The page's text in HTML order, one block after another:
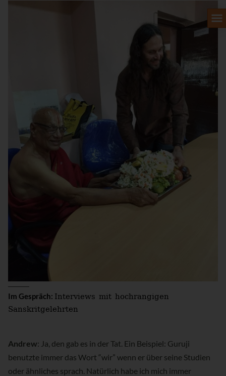
Im Gespräch: Interviews mit hochrangigen
Sanskritgelehrten
Andrew: Ja, den gab es in der Tat. Ein Beispiel: Guruji
benutzte immer das Wort “wir” wenn er über seine Studien
oder ähnliches sprach. Natürlich habe ich mich immer